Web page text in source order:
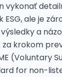
vykonať
ale je
a
za krokom
(Voluntary
for non-